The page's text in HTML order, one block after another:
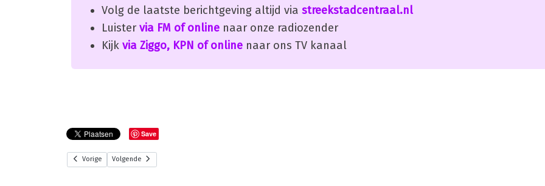
Volg de laatste berichtgeving altijd via streekstadcentraal.nl
Luister via FM of online naar onze radiozender
Kijk via Ziggo, KPN of online naar ons TV kanaal
Save
Vorige Volgende